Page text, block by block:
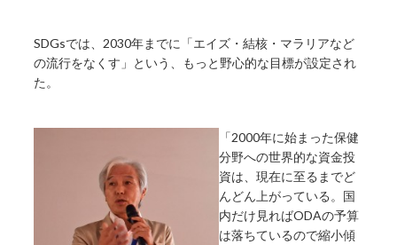
SDGsでは、2030年までに「エイズ・結核・マラリアなど
の流行をなくす」という、もっと野心的な目標が設定され
た。
「2000年に始まった保健
分野への世界的な資金投
資は、現在に至るまでど
んどん上がっている。国
内だけ見ればODAの予算
は落ちているので縮小傾